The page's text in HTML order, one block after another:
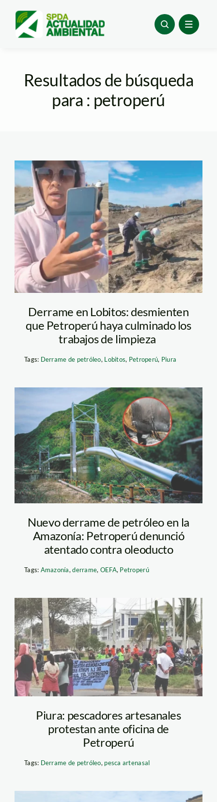
content
Resultados de búsqueda
para : petroperú
lobitos-rechaza-
comunicado-de-
petroperu
Derrame en Lobitos: desmienten
que Petroperú haya culminado los
trabajos de limpieza
Tags: Derrame de petróleo, Lobitos, Petroperú, Piura
petroperu-derrame
amazonas-oleoducto
Nuevo derrame de petróleo en la
Amazonía: Petroperú denunció
atentado contra oleoducto
Tags: Amazonía,derrame, OEFA, Petroperú
protesta en
talara_difusion
Piura: pescadores artesanales
protestan ante oficina de
Petroperú
Tags: Derrame de petróleo, pesca artenasal